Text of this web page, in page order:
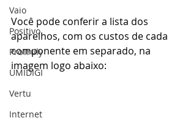
Vaio
Positivo
ProTruly
UMIDIGI
Vertu
Internet
Você pode conferir a lista dos
aparelhos, com os custos de cada
componente em separado, na
imagem logo abaixo: